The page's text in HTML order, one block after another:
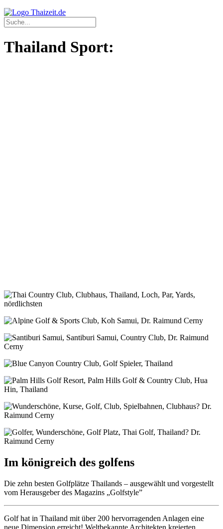
Thailand Sport:
Im königreich des golfens
Die zehn besten Golfplätze Thailands – ausgewählt und vorgestellt
vom Herausgeber des Magazins „Golfstyle”
Golf hat in Thailand mit über 200 hervorragenden Anlagen eine
neue Dimension erreicht! Weltbekannte Architekten kreierten